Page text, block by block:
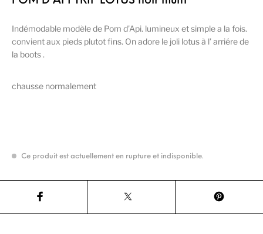
Indémodable modèle de Pom d’Api. lumineux et simple a la fois.
convient aux pieds plutot fins. On adore le joli lotus à l’ arriére de
la boots .
chausse normalement
Ce produit est actuellement en rupture et indisponible.